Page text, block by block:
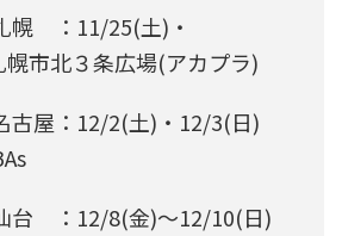
幌 ：11/25(土)・
市北３条広場(アカプラ)
古屋：12/2(土)・12/3(日)
仙台 ：12/8(金)～12/10(日)